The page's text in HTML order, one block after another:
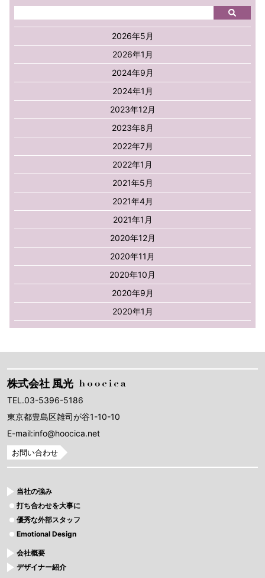
2026年5月
2026年1月
2024年9月
2024年1月
2023年12月
2023年8月
2022年7月
2022年1月
2021年5月
2021年4月
2021年1月
2020年12月
2020年11月
2020年10月
2020年9月
2020年1月
株式会社 風光
TEL.03-5396-5186
東京都豊島区雑司が谷1-10-10
E-mail:info@hoocica.net
お問い合わせ
当社の強み
打ち合わせを大事に
優秀な外部スタッフ
Emotional Design
会社概要
デザイナー紹介